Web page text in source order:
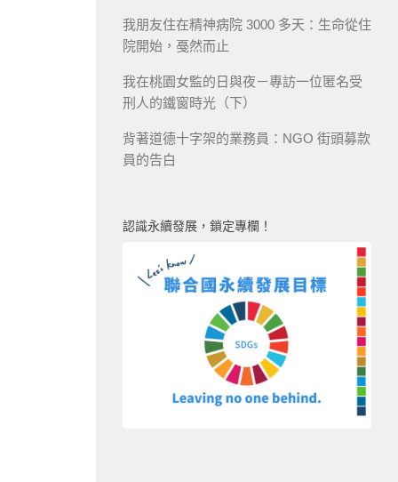
我朋友住在精神病院 3000 多天：生命從住
院開始，戞然而止
我在桃園女監的日與夜－專訪一位匿名受
刑人的鐵窗時光（下）
背著道德十字架的業務員：NGO 街頭募款
員的告白
認識永續發展，鎖定專欄！